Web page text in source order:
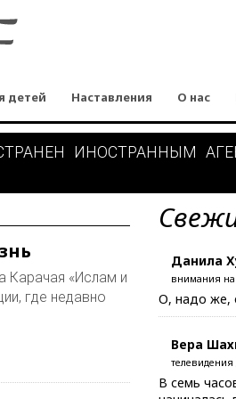
детей Наставления О нас
ИНОСТРАННЫМ
Карачая «Ислам и
где недавно
Данила
внимания
О, надо же,
Вера
телевидения
В семь